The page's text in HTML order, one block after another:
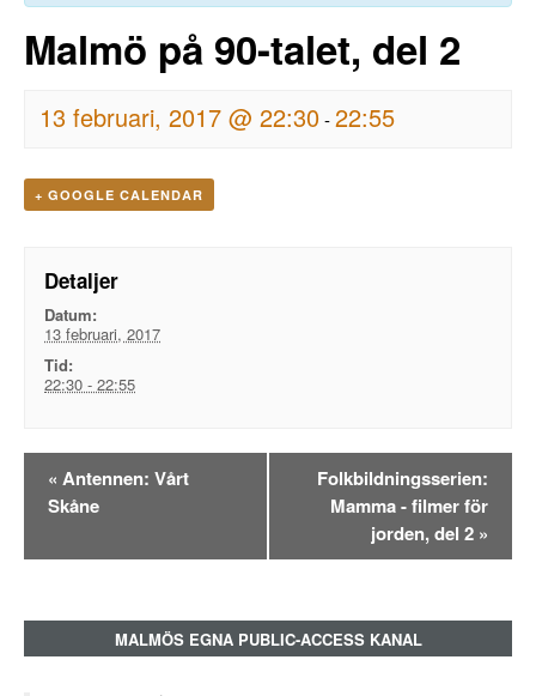
Malmö på 90-talet, del 2
13 februari, 2017 @ 22:30-22:55
+ GOOGLE CALENDAR
Detaljer
Datum:
13 februari, 2017
Tid:
22:30 - 22:55
Evenemangsnavigation
« Antennen: Vårt
Skåne
Folkbildningsserien:
Mamma - filmer för
jorden, del 2 »
MALMÖS EGNA PUBLIC-ACCESS KANAL